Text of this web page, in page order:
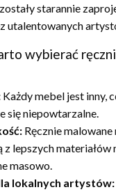
starannie
utalentowanych
wybierać
Każdy mebel jest inny,
się niepowtarzalne.
Ręcznie
z lepszych materiałów
masowo.
lokalnych artystów: